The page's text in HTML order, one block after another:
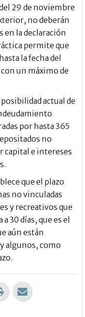
29 de noviembre
no deberán
en la declaración
permite que
la fecha del
un máximo de
actual de
por hasta 365
no
capital e intereses
que el plazo
no vinculadas
y recreativos que
30 días, que es el
aún están
algunos, como